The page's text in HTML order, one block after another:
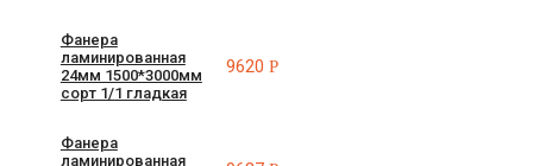
Фанера
ламинированная
24мм 1500*3000мм
сорт 1/1 гладкая
9620Р
Фанера
ламинированная